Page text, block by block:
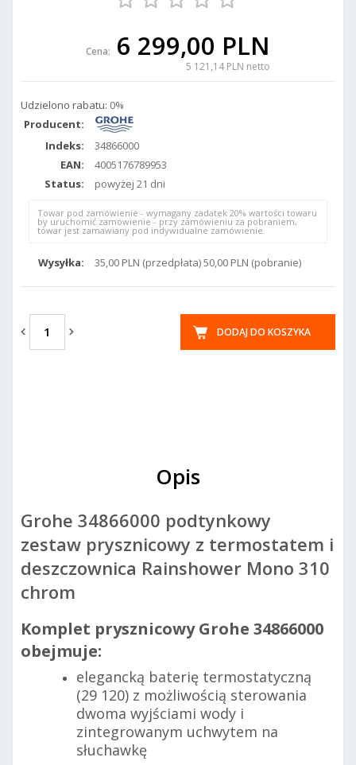
Cena: 6 299,00 PLN
5 121,14 PLN netto
Udzielono rabatu: 0%
Producent:
Indeks:
34866000
EAN:
4005176789953
Status:
powyżej 21 dni
Towar pod zamówienie - wymagany zadatek 20% wartości towaru
by uruchomić zamówienie - przy zamówieniu za pobraniem,
towar jest zamawiany pod indywidualne zamówienie.
Wysyłka: 35,00 PLN (przedpłata) 50,00 PLN (pobranie)
DODAJ DO KOSZYKA
Opis
Grohe 34866000 podtynkowy
zestaw prysznicowy z termostatem i
deszczownica Rainshower Mono 310
chrom
Komplet prysznicowy Grohe 34866000
obejmuje:
elegancką baterię termostatyczną
(29 120) z możliwością sterowania
dwoma wyjściami wody i
zintegrowanym uchwytem na
słuchawkę